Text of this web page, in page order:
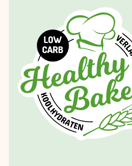
De mannen van Lifino
uitstekend geholpen
verhogen van onze
Bakers en Happy
communicatie, snel
effectieve
Patrizio Bliek